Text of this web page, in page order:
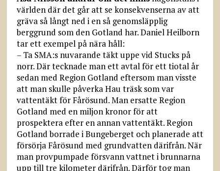
världen där det går att se konsekvenserna av att
gräva så långt ned i en så genomsläpplig
berggrund som den Gotland har. Daniel Heilborn
tar ett exempel på nära håll:
– Ta SMA:s nuvarande täkt uppe vid Stucks på
norr. Där tecknade man ett avtal för ett tiotal år
sedan med Region Gotland eftersom man visste
att man skulle påverka Hau träsk som var
vattentäkt för Fårösund. Man ersatte Region
Gotland med en miljon kronor för att
prospektera efter en annan vattentäkt. Region
Gotland borrade i Bungeberget och planerade att
försörja Fårösund med grundvatten därifrån. När
man provpumpade försvann vattnet i brunnarna
upp till tre kilometer därifrån. Därför tog man